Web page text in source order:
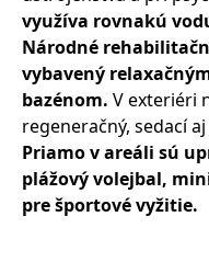
využíva rovnakú
Národné
vybavený
bazénom. V exteriéri
regeneračný, sedací
Priamo v areáli sú
plážový volejbal,
pre športové vyžitie.